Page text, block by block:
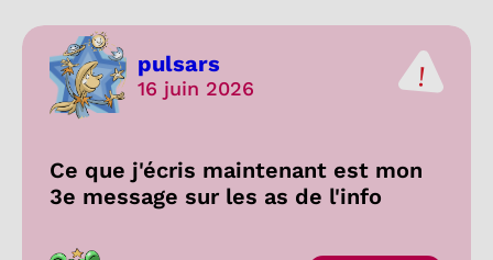
pulsars
16 juin 2026
Ce que j'écris maintenant est mon
3e message sur les as de l'info